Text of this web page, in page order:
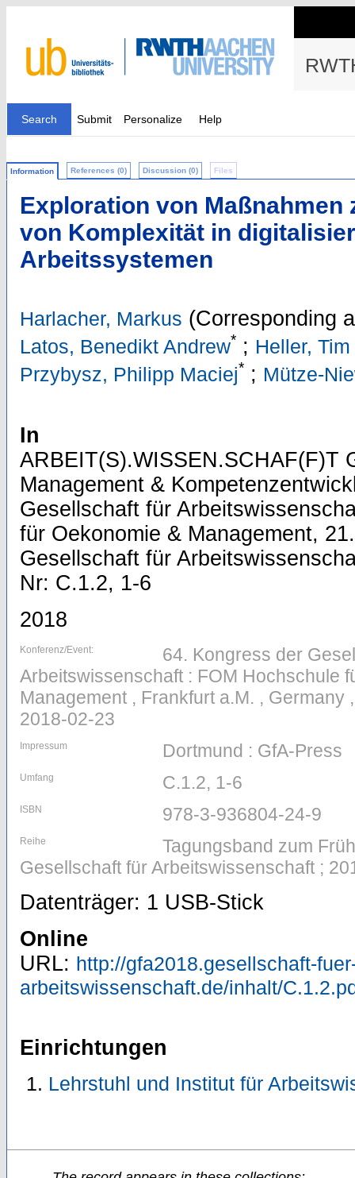
Search Submit Personalize Help
Information References (0) Discussion (0) Files
Exploration von Maßnahmen
von Komplexität in
Arbeitssystemen
Harlacher, Markus (Corresponding
Latos, Benedikt Andrew* ; Heller, Tim
Przybysz, Philipp Maciej* ; Mütze-
In
ARBEIT(S).WISSEN.SCHAF(F)T
Management &
Gesellschaft für
für Oekonomie & Management,
Gesellschaft für
Nr: C.1.2, 1-6
2018
Konferenz/Event:
64. Kongress der
Arbeitswissenschaft : FOM Hochschule
Management , Frankfurt a.M. , Germany
2018-02-23
Impressum Dortmund : GfA-Press
Umfang C.1.2, 1-6
ISBN 978-3-936804-24-9
Reihe
Tagungsband zum
Gesellschaft für Arbeitswissenschaft ;
Datenträger: 1 USB-Stick
Online
URL: http://gfa2018.gesellschaft-
arbeitswissenschaft.de/inhalt/
Einrichtungen
Lehrstuhl und Institut für